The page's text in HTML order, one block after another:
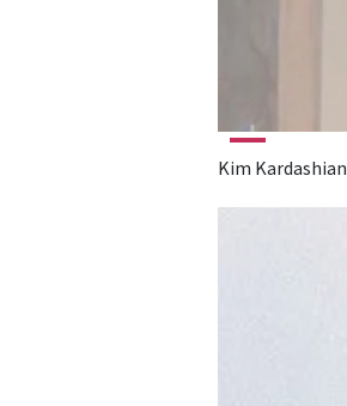
Kim Kardashian